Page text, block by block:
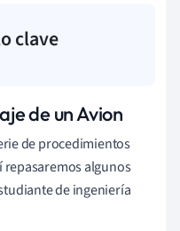
clave
de un Avion
de procedimientos
algunos
de ingeniería